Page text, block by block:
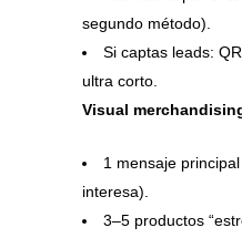
segundo método).
Si captas leads:
ultra corto.
Visual
1 mensaje
interesa).
3–5 productos